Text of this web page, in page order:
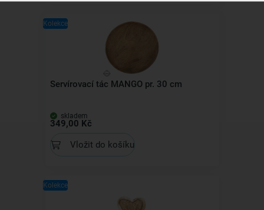
Kolekce
Servírovací tác MANGO pr. 30 cm
skladem
349,00 Kč
Vložit do košíku
Kolekce